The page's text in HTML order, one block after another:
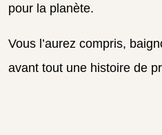
pour la planète.
Vous l’aurez compris,
avant tout une histoire de